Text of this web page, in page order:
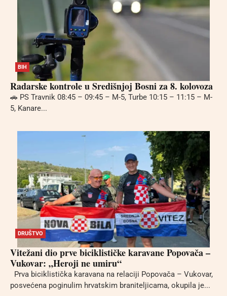
BIH
Radarske kontrole u Središnjoj Bosni za 8. kolovoza
🚗 PS Travnik 08:45 – 09:45 – M-5, Turbe 10:15 – 11:15 – M-
5, Kanare...
DRUŠTVO
Vitežani dio prve biciklističke karavane Popovača –
Vukovar: „Heroji ne umiru“
Prva biciklistička karavana na relaciji Popovača – Vukovar,
posvećena poginulim hrvatskim braniteljicama, okupila je...